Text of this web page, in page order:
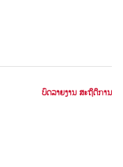
ບົດລາຍງານ ສະຖິຕິການເງິ